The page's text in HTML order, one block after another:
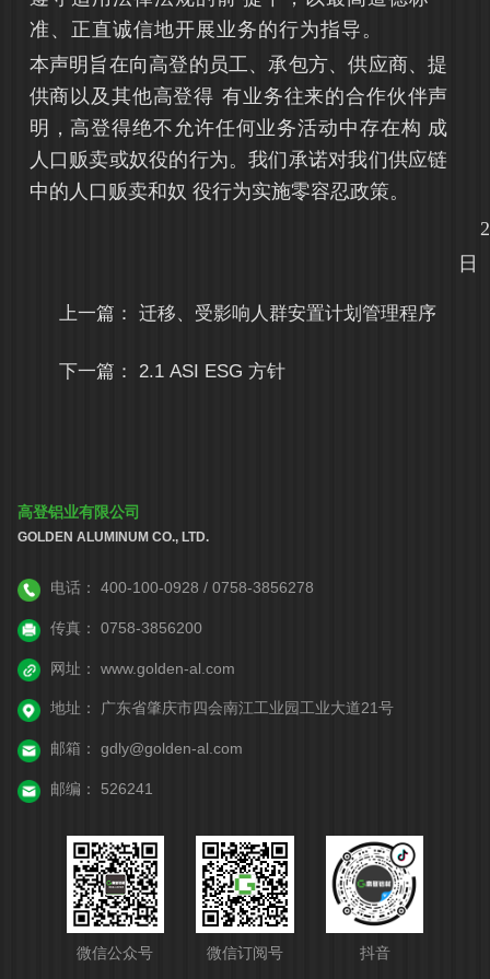
准、正直诚信地开展业务的行为指导。
本声明旨在向高登的员工、承包方、供应商、提
供商以及其他高登得 有业务往来的合作伙伴声
明，高登得绝不允许任何业务活动中存在构 成
人口贩卖或奴役的行为。我们承诺对我们供应链
中的人口贩卖和奴 役行为实施零容忍政策。
日
上一篇：迁移、受影响人群安置计划管理程序
下一篇：2.1 ASI ESG 方针
高登铝业有限公司
GOLDEN ALUMINUM CO., LTD.
电话： 400-100-0928 / 0758-3856278
传真： 0758-3856200
网址： www.golden-al.com
地址： 广东省肇庆市四会南江工业园工业大道21号
邮箱： gdly@golden-al.com
邮编： 526241
微信公众号 微信订阅号 抖音